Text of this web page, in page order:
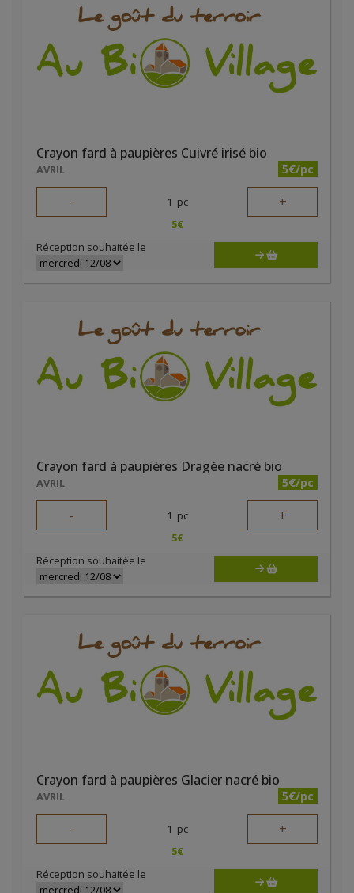
Crayon fard à paupières Cuivré irisé bio
AVRIL 5€/pc
- 1 pc +
5€
Réception souhaitée le
Crayon fard à paupières Dragée nacré bio
AVRIL 5€/pc
- 1 pc +
5€
Réception souhaitée le
Crayon fard à paupières Glacier nacré bio
AVRIL 5€/pc
- 1 pc +
5€
Réception souhaitée le